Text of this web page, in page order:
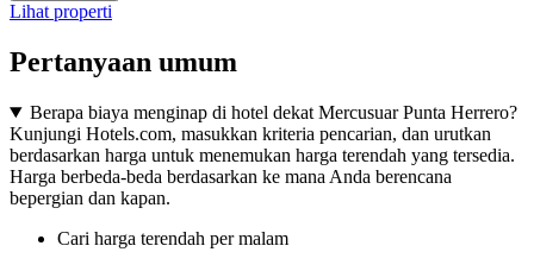
Lihat properti
Pertanyaan umum
Berapa biaya menginap di hotel dekat Mercusuar Punta Herrero?
Kunjungi Hotels.com, masukkan kriteria pencarian, dan urutkan
berdasarkan harga untuk menemukan harga terendah yang tersedia.
Harga berbeda-beda berdasarkan ke mana Anda berencana
bepergian dan kapan.
Cari harga terendah per malam